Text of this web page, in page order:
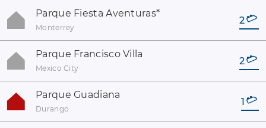
Parque Fiesta Aventuras*
Monterrey
2
Parque Francisco Villa
Mexico City
2
Parque Guadiana
Durango
1